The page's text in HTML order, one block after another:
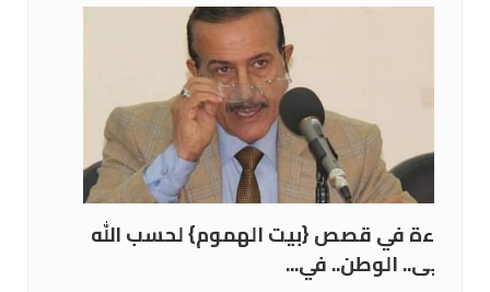
قراءة في قصص {بيت الهموم} لحسب الله
يحيى.. الوطن.. في...